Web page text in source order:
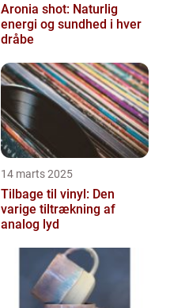
Aronia shot: Naturlig
energi og sundhed i hver
dråbe
14 marts 2025
Tilbage til vinyl: Den
varige tiltrækning af
analog lyd